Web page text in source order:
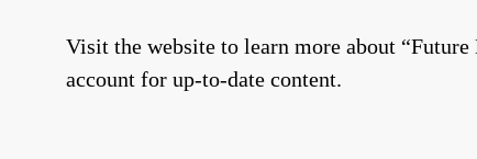
Visit the website to learn more about
account for up-to-date content.